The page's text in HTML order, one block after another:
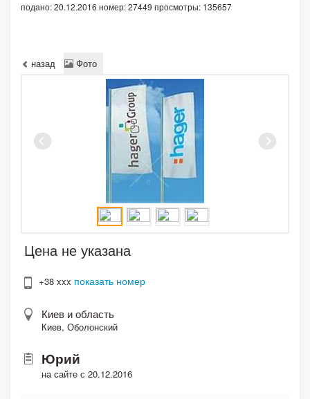
Подать объявление
подано: 20.12.2016 номер: 27449 просмотры: 135657
назад Фото
Цена не указана
+38 xxx показать номер
Киев и область
Киев, Оболонский
Юрий
на сайте с 20.12.2016